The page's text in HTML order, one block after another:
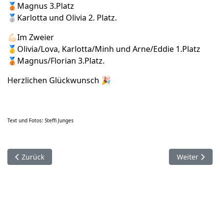
🥉Magnus 3.Platz
🥈Karlotta und Olivia 2. Platz.
💪🏻Im Zweier
🥇Olivia/Lova, Karlotta/Minh und Arne/Eddie 1.Platz
🥉Magnus/Florian 3.Platz.
Herzlichen Glückwunsch 🎉
Text und Fotos: Steffi Junges
Vorheriger Beitrag: Schnupperwoche in Neubrandenburg 💪🏻
Zurück Nächster
Weiter